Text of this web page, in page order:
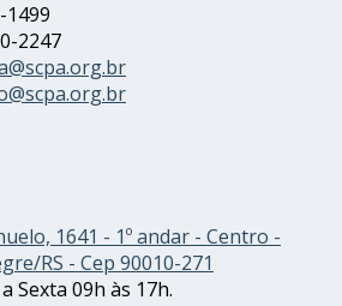
1499
2247
1641 - 1º andar - Centro -
RS - Cep 90010-271
Sexta 09h às 17h.